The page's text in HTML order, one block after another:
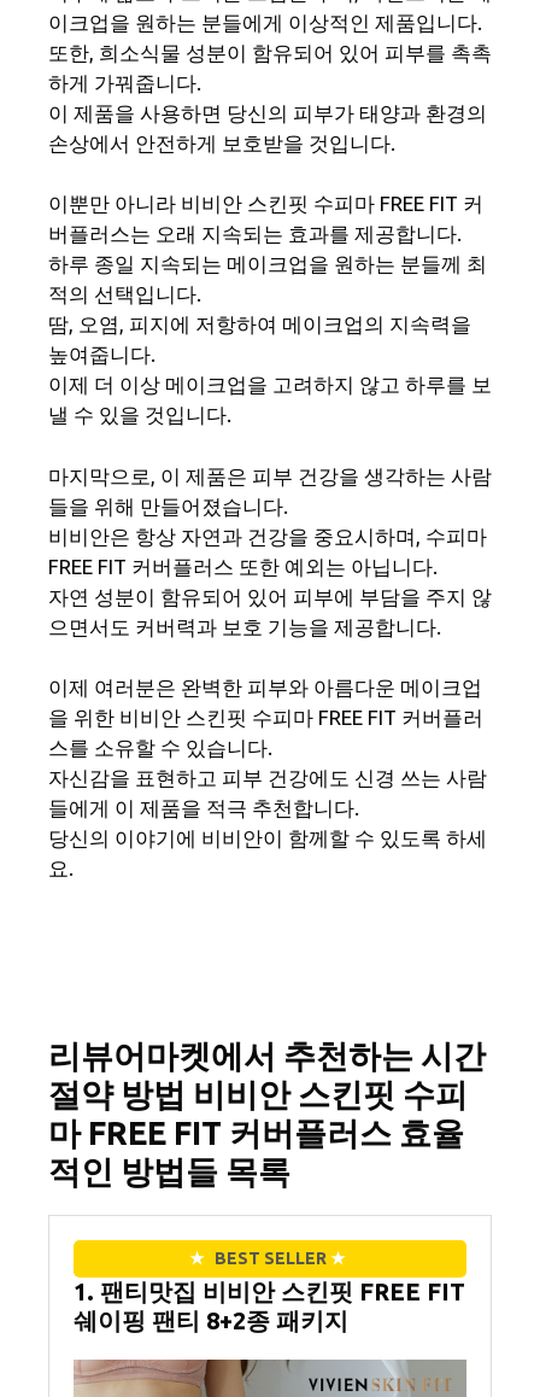
이크업을 원하는 분들에게 이상적인 제품입니다.
또한, 희소식물 성분이 함유되어 있어 피부를 촉촉
하게 가꿔줍니다.
이 제품을 사용하면 당신의 피부가 태양과 환경의
손상에서 안전하게 보호받을 것입니다.
이뿐만 아니라 비비안 스킨핏 수피마 FREE FIT 커
버플러스는 오래 지속되는 효과를 제공합니다.
하루 종일 지속되는 메이크업을 원하는 분들께 최
적의 선택입니다.
땀, 오염, 피지에 저항하여 메이크업의 지속력을
높여줍니다.
이제 더 이상 메이크업을 고려하지 않고 하루를 보
낼 수 있을 것입니다.
마지막으로, 이 제품은 피부 건강을 생각하는 사람
들을 위해 만들어졌습니다.
비비안은 항상 자연과 건강을 중요시하며, 수피마
FREE FIT 커버플러스 또한 예외는 아닙니다.
자연 성분이 함유되어 있어 피부에 부담을 주지 않
으면서도 커버력과 보호 기능을 제공합니다.
이제 여러분은 완벽한 피부와 아름다운 메이크업
을 위한 비비안 스킨핏 수피마 FREE FIT 커버플러
스를 소유할 수 있습니다.
자신감을 표현하고 피부 건강에도 신경 쓰는 사람
들에게 이 제품을 적극 추천합니다.
당신의 이야기에 비비안이 함께할 수 있도록 하세
요.
리뷰어마켓에서 추천하는 시간
절약 방법 비비안 스킨핏 수피
마 FREE FIT 커버플러스 효율
적인 방법들 목록
★ BEST SELLER ★
1. 팬티맛집 비비안 스킨핏 FREE FIT
쉐이핑 팬티 8+2종 패키지